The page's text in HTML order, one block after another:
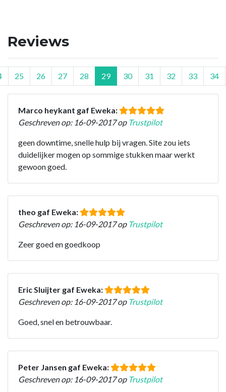
Reviews
25 26 27 28 29 30 31 32 33 34
Marco heykant gaf Eweka:
Geschreven op: 16-09-2017 op Trustpilot
geen downtime, snelle hulp bij vragen. Site zou iets
duidelijker mogen op sommige stukken maar werkt
gewoon goed.
theo gaf Eweka:
Geschreven op: 16-09-2017 op Trustpilot
Zeer goed en goedkoop
Eric Sluijter gaf Eweka:
Geschreven op: 16-09-2017 op Trustpilot
Goed, snel en betrouwbaar.
Peter Jansen gaf Eweka:
Geschreven op: 16-09-2017 op Trustpilot